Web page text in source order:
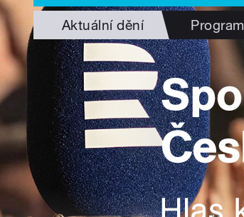
Aktuální dění Program